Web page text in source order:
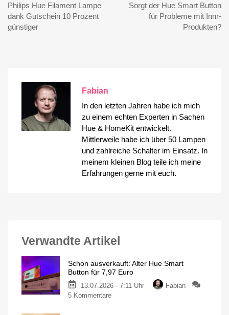
Philips Hue Filament Lampe
dank Gutschein 10 Prozent
günstiger
Sorgt der Hue Smart Button
für Probleme mit Innr-
Produkten?
Fabian
In den letzten Jahren habe ich mich
zu einem echten Experten in Sachen
Hue & HomeKit entwickelt.
Mittlerweile habe ich über 50 Lampen
und zahlreiche Schalter im Einsatz. In
meinem kleinen Blog teile ich meine
Erfahrungen gerne mit euch.
Verwandte Artikel
Schon ausverkauft: Alter Hue Smart
Button für 7,97 Euro
13.07.2026 - 7:11 Uhr
Fabian
5 Kommentarezu